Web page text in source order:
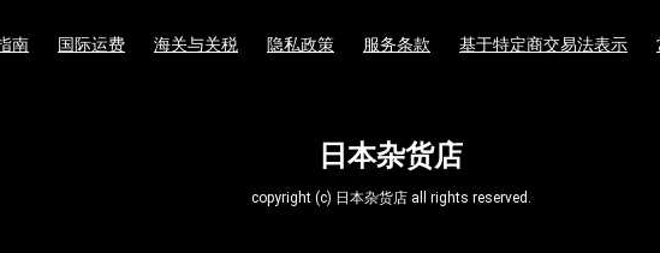
南 国际运费 海关与关税 隐私政策 服务条款 基于特定商交易法表示
日本杂货店
copyright (c) 日本杂货店 all rights reserved.